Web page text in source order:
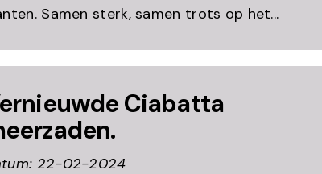
Samen sterk, samen trots op het...
Ciabatta
22-02-2024